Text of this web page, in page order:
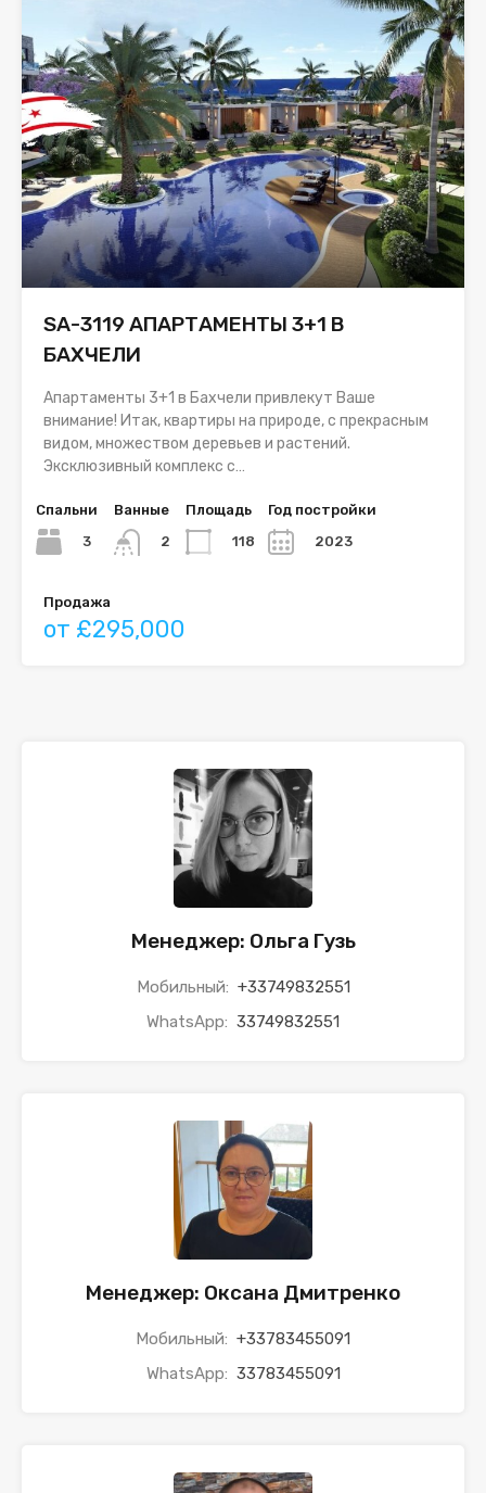
SA-3119 АПАРТАМЕНТЫ 3+1 В
БАХЧЕЛИ
Апартаменты 3+1 в Бахчели привлекут Ваше
внимание! Итак, квартиры на природе, с прекрасным
видом, множеством деревьев и растений.
Эксклюзивный комплекс с…
Спальни
3
Ванные
2
Площадь
118
Год постройки
2023
Продажа
от £295,000
Менеджер: Ольга Гузь
Мобильный: +33749832551
WhatsApp: 33749832551
Менеджер: Оксана Дмитренко
Мобильный: +33783455091
WhatsApp: 33783455091